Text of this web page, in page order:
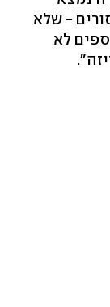
- שלא
וכ־80% מהתוספים לא